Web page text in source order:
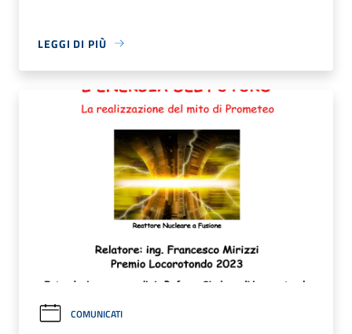
LEGGI DI PIÙ
COMUNICATI